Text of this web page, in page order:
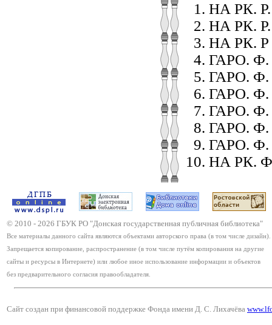
НА РК. Р.
НА РК. Р.
НА РК. Р
ГАРО. Ф.
ГАРО. Ф.
ГАРО. Ф.
ГАРО. Ф.
ГАРО. Ф.
ГАРО. Ф.
НА РК.
© 2010 - 2026 ГБУК РО "Донская государственная публичная библиотека"
Все материалы данного сайта являются объектами авторского права (в том числе дизайн).
Запрещается копирование, распространение (в том числе путём копирования на другие
сайты и ресурсы в Интернете) или любое иное использование информации и объектов
без предварительного согласия правообладателя.
Сайт создан при финансовой поддержке Фонда имени Д. С. Лихачёва